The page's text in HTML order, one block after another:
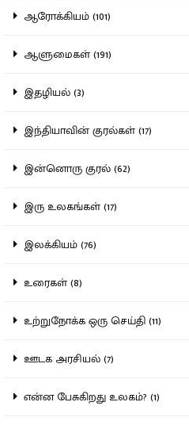
ஆரோக்கியம் (101)
ஆளுமைகள் (191)
இதழியல் (3)
இந்தியாவின் குரல்கள் (17)
இன்னொரு குரல் (62)
இரு உலகங்கள் (17)
இலக்கியம் (76)
உரைகள் (8)
உற்றுநோக்க ஒரு செய்தி (11)
ஊடக அரசியல் (7)
என்ன பேசுகிறது உலகம்? (1)